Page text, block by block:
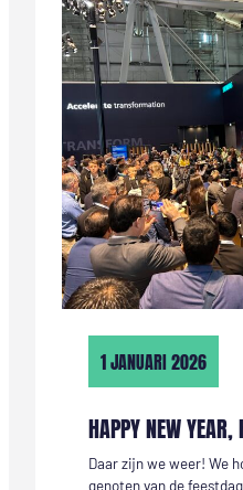
DE
TOEKOMST
VAN
ONZE
REGIO
1 JANUARI 2026
HAPPY NEW YEAR,
Daar zijn we weer! We
genoten van de